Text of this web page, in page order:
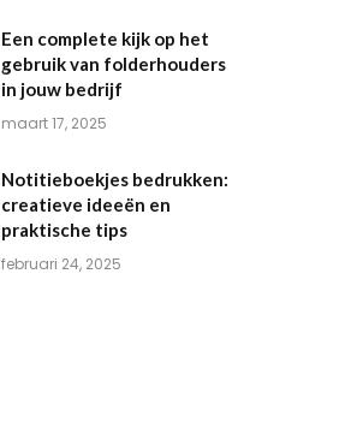
Een complete kijk op het
gebruik van folderhouders
in jouw bedrijf
maart 17, 2025
Notitieboekjes bedrukken:
creatieve ideeën en
praktische tips
februari 24, 2025